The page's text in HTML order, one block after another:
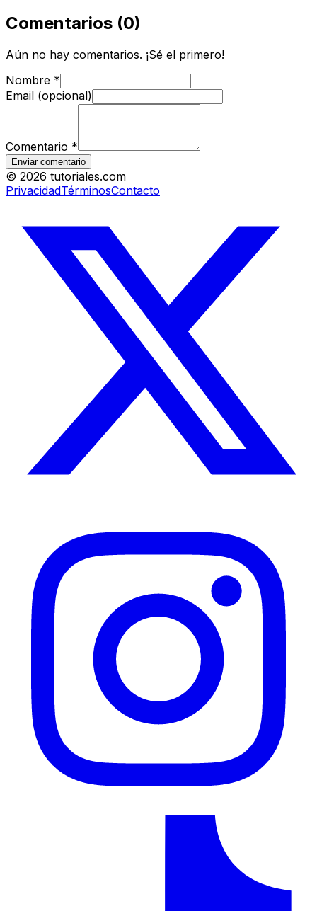
Comentarios (0)
Aún no hay comentarios. ¡Sé el primero!
Nombre *
Email (opcional)
Comentario *
Enviar comentario
© 2026 tutoriales.com
PrivacidadTérminosContacto